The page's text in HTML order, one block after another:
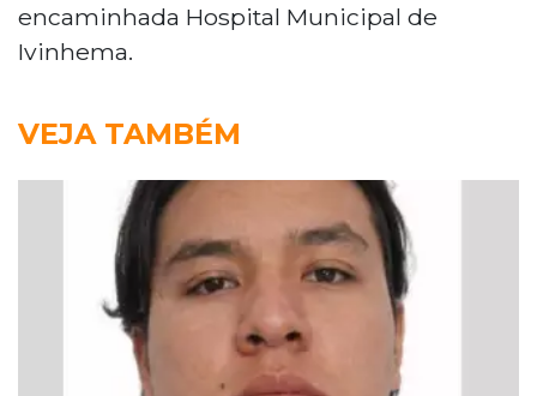
encaminhada Hospital Municipal de
Ivinhema.
VEJA TAMBÉM